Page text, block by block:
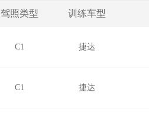
驾照类型 训练车型
C1 捷达
C1 捷达